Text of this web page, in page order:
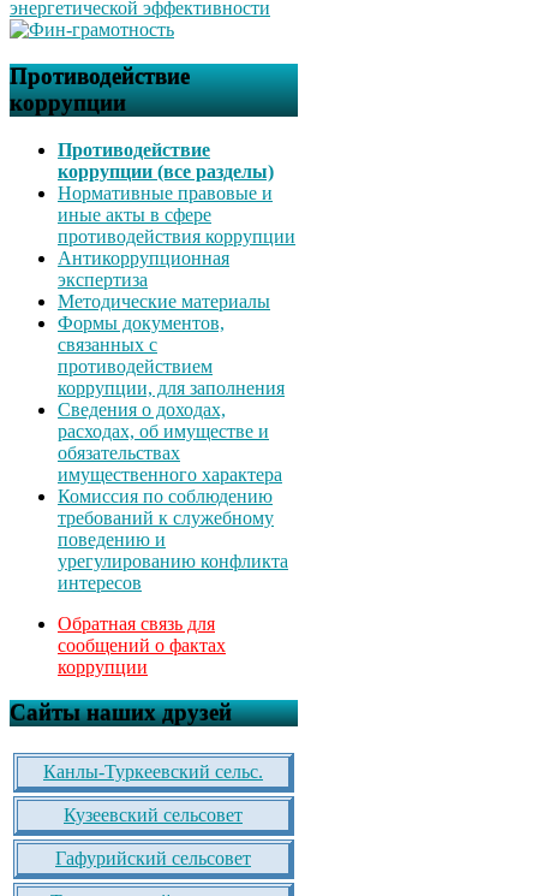
Противодействие
коррупции
Противодействие
коррупции (все разделы)
Нормативные правовые и
иные акты в сфере
противодействия коррупции
Антикоррупционная
экспертиза
Методические материалы
Формы документов,
связанных с
противодействием
коррупции, для заполнения
Сведения о доходах,
расходах, об имуществе и
обязательствах
имущественного характера
Комиссия по соблюдению
требований к служебному
поведению и
урегулированию конфликта
интересов
Обратная связь для
сообщений о фактах
коррупции
Сайты наших друзей
Канлы-Туркеевский сельс.
Кузеевский сельсовет
Гафурийский сельсовет